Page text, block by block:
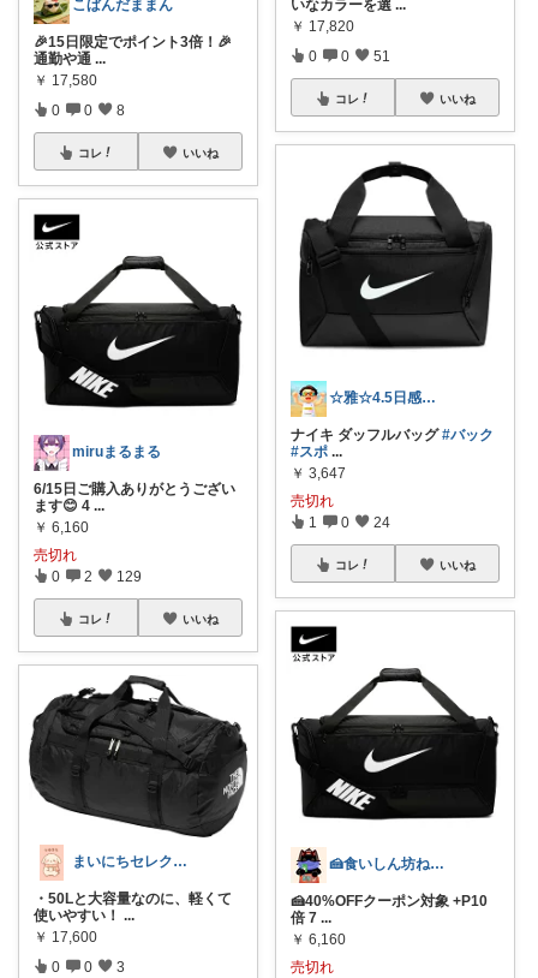
こぱんだままん
🎉15日限定でポイント3倍！🎉
通勤や通 ...
￥ 17,580
0 0 8
コレ いいね
miruまるまる
6/15日ご購入ありがとうござい
ます😊 4 ...
￥ 6,160
売切れ
0 2 129
コレ いいね
まいにちセレクトdays
・50Lと大容量なのに、軽くて
使いやすい！ ...
￥ 17,600
0 0 3
いなカラーを選 ...
￥ 17,820
0 0 51
コレ いいね
☆雅☆4.5日感謝です(^^)/
ナイキ ダッフルバッグ#バック
#スポ ...
￥ 3,647
売切れ
1 0 24
コレ いいね
🍰食いしん坊ねっこ🍩毎日タロット占い
🍰40%OFFクーポン対象 +P10
倍 7 ...
￥ 6,160
売切れ